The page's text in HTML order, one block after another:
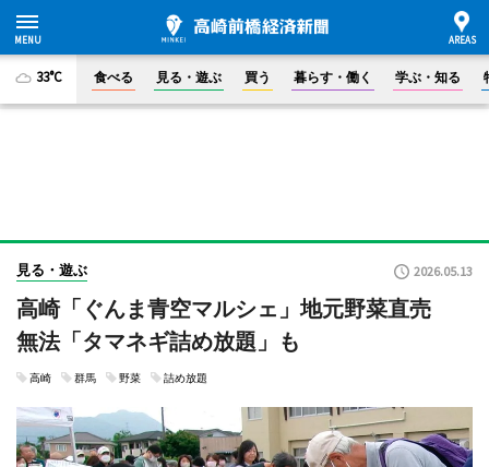
33°C 食べる 見る・遊ぶ 買う 暮らす・働く 学ぶ・知る
見る・遊ぶ 2026.05.13
高崎「ぐんま青空マルシェ」地元野菜直売
無法「タマネギ詰め放題」も
高崎 群馬 野菜 詰め放題